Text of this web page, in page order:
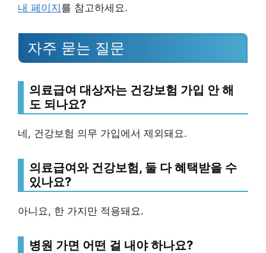
내 페이지 를 참고하세요.
자주 묻는 질문
의료급여 대상자는 건강보험 가입 안 해
도 되나요?
네, 건강보험 의무 가입에서 제외돼요.
의료급여와 건강보험, 둘 다 혜택받을 수
있나요?
아니요, 한 가지만 적용돼요.
병원 가면 어떤 걸 내야 하나요?